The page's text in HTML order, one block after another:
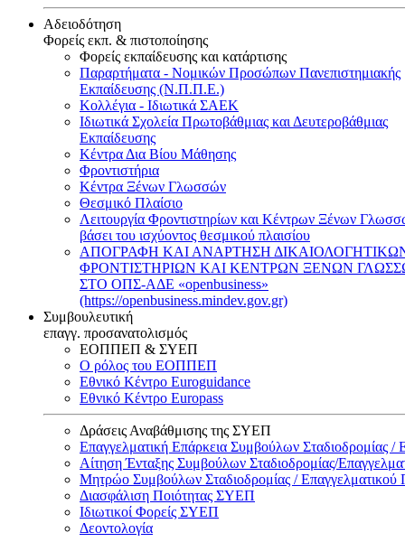
Αδειοδότηση
Φορείς εκπ. & πιστοποίησης
Φορείς εκπαίδευσης και κατάρτισης
Παραρτήματα - Νομικών Προσώπων Πανεπιστημιακής
Εκπαίδευσης (Ν.Π.Π.Ε.)
Κολλέγια - Ιδιωτικά ΣΑΕΚ
Ιδιωτικά Σχολεία Πρωτοβάθμιας και Δευτεροβάθμιας
Εκπαίδευσης
Κέντρα Δια Βίου Μάθησης
Φροντιστήρια
Κέντρα Ξένων Γλωσσών
Θεσμικό Πλαίσιο
Λειτουργία Φροντιστηρίων και Κέντρων Ξένων
βάσει του ισχύοντος θεσμικού πλαισίου
ΑΠΟΓΡΑΦΗ ΚΑΙ ΑΝΑΡΤΗΣΗ
ΦΡΟΝΤΙΣΤΗΡΙΩΝ ΚΑΙ ΚΕΝΤΡΩΝ ΞΕΝΩΝ
ΣΤΟ ΟΠΣ-ΑΔΕ «openbusiness»
(https://openbusiness.mindev.gov.gr)
Συμβουλευτική
επαγγ. προσανατολισμός
ΕΟΠΠΕΠ & ΣΥΕΠ
Ο ρόλος του ΕΟΠΠΕΠ
Εθνικό Κέντρο Euroguidance
Εθνικό Κέντρο Europass
Δράσεις Αναβάθμισης της ΣΥΕΠ
Επαγγελματική Επάρκεια Συμβούλων Σταδιοδρομίας /
Αίτηση Ένταξης Συμβούλων Σταδιοδρομίας/
Μητρώο Συμβούλων Σταδιοδρομίας / Επαγγελματικού
Διασφάλιση Ποιότητας ΣΥΕΠ
Ιδιωτικοί Φορείς ΣΥΕΠ
Δεοντολογία